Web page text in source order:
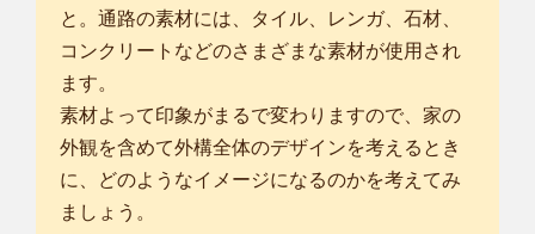
と。通路の素材には、タイル、レンガ、石材、
コンクリートなどのさまざまな素材が使用され
ます。
素材よって印象がまるで変わりますので、家の
外観を含めて外構全体のデザインを考えるとき
に、どのようなイメージになるのかを考えてみ
ましょう。